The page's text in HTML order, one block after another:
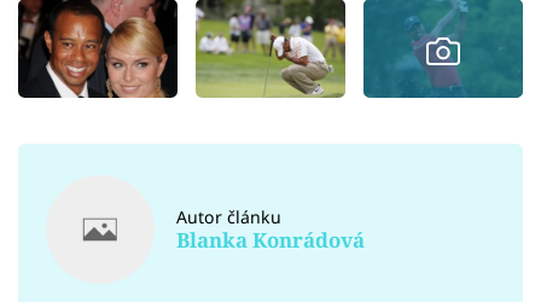
Autor článku
Blanka Konrádová